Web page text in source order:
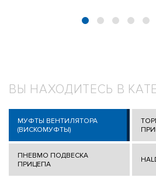
ВЫ НАХОДИТЕСЬ В
МУФТЫ ВЕНТИЛЯТОРА
(ВИСКОМУФТЫ)
ПНЕВМО ПОДВЕСКА
ПРИЦЕПА